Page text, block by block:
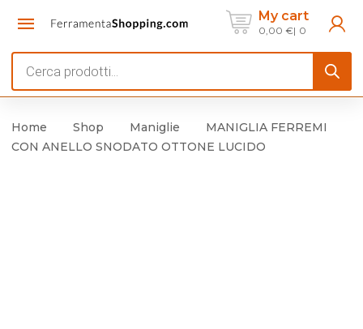
My cart
0,00 € 0
search
Home Shop Maniglie
MANIGLIA FERREMI
CON ANELLO SNODATO OTTONE LUCIDO